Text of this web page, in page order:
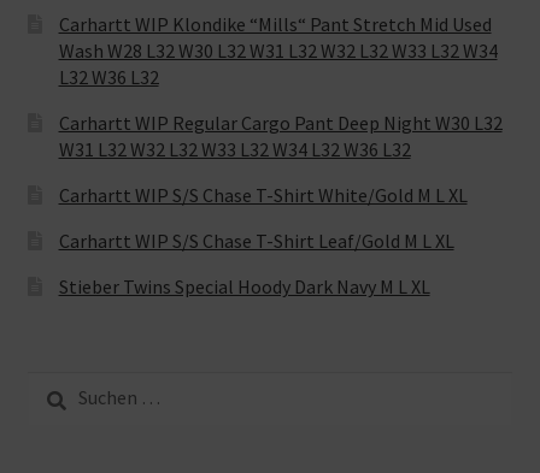
Carhartt WIP Klondike “Mills“ Pant Stretch Mid Used
Wash W28 L32 W30 L32 W31 L32 W32 L32 W33 L32 W34
L32 W36 L32
Carhartt WIP Regular Cargo Pant Deep Night W30 L32
W31 L32 W32 L32 W33 L32 W34 L32 W36 L32
Carhartt WIP S/S Chase T-Shirt White/Gold M L XL
Carhartt WIP S/S Chase T-Shirt Leaf/Gold M L XL
Stieber Twins Special Hoody Dark Navy M L XL
nach: